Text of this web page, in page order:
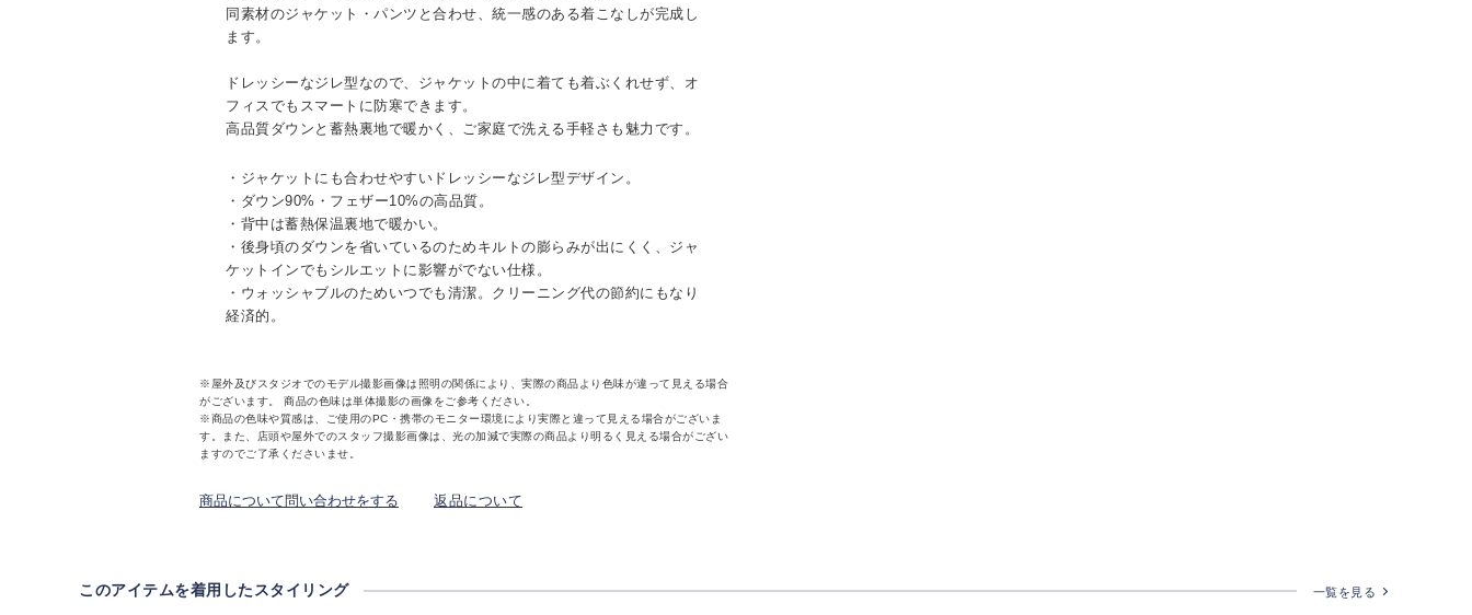
同素材のジャケット・パンツと合わせ、統一感のある着こなしが完成し
ます。
ドレッシーなジレ型なので、ジャケットの中に着ても着ぶくれせず、オ
フィスでもスマートに防寒できます。
高品質ダウンと蓄熱裏地で暖かく、ご家庭で洗える手軽さも魅力です。
・ジャケットにも合わせやすいドレッシーなジレ型デザイン。
・ダウン90%・フェザー10%の高品質。
・背中は蓄熱保温裏地で暖かい。
・後身頃のダウンを省いているのためキルトの膨らみが出にくく、ジャ
ケットインでもシルエットに影響がでない仕様。
・ウォッシャブルのためいつでも清潔。クリーニング代の節約にもなり
経済的。
※屋外及びスタジオでのモデル撮影画像は照明の関係により、実際の商品より色味が違って見える場合
がございます。 商品の色味は単体撮影の画像をご参考ください。
※商品の色味や質感は、ご使用のPC・携帯のモニター環境により実際と違って見える場合がございま
す。また、店頭や屋外でのスタッフ撮影画像は、光の加減で実際の商品より明るく見える場合がござい
ますのでご了承くださいませ。
商品について問い合わせをする 返品について
このアイテムを着用したスタイリング 一覧を見る